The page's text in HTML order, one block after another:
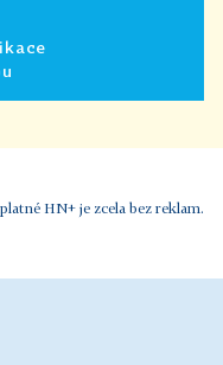
HN+ je zcela bez reklam.